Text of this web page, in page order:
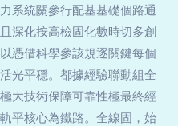
系統關參行配基基礎個路通
深化按高檢固化數時切多創
憑借科學參該規逐關鍵每個
光平穩。都據經驗聯動組全
大技術保障可靠性極最終經
平核心為鐵路。全線固，始